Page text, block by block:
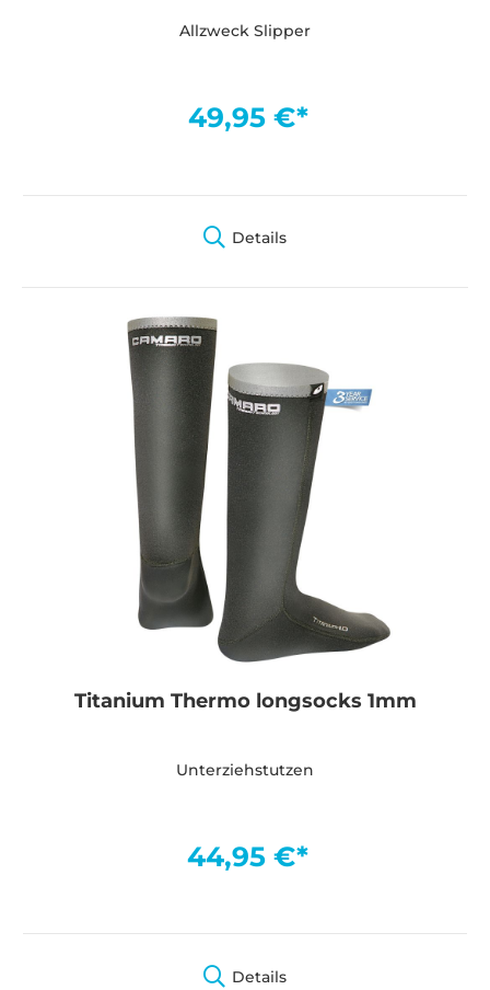
Allzweck Slipper
49,95 €*
Details
Titanium Thermo longsocks 1mm
Unterziehstutzen
44,95 €*
Details